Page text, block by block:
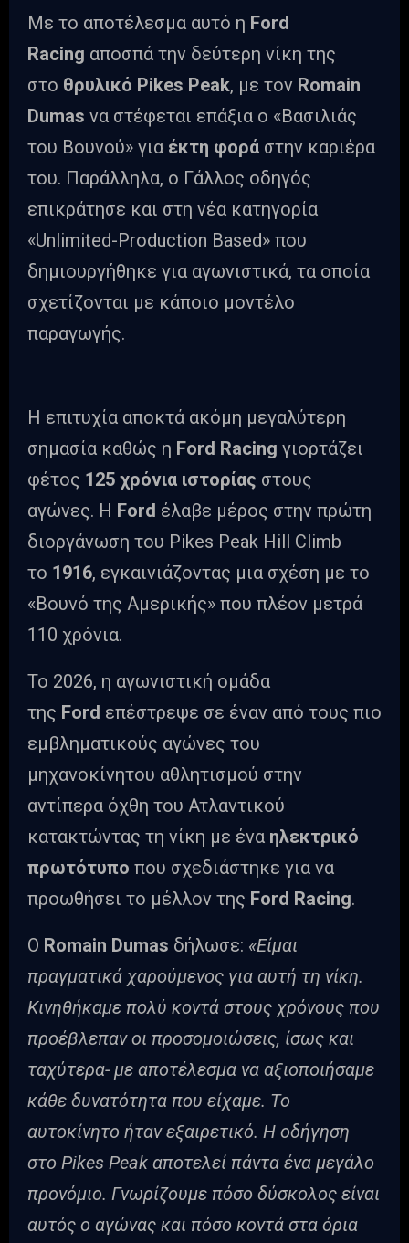
Με το αποτέλεσμα αυτό η Ford
Racing αποσπά την δεύτερη νίκη της
στο θρυλικό Pikes Peak, με τον Romain
Dumas να στέφεται επάξια ο «Βασιλιάς
του Βουνού» για έκτη φορά στην καριέρα
του. Παράλληλα, ο Γάλλος οδηγός
επικράτησε και στη νέα κατηγορία
«Unlimited-Production Based» που
δημιουργήθηκε για αγωνιστικά, τα οποία
σχετίζονται με κάποιο μοντέλο
παραγωγής.
Η επιτυχία αποκτά ακόμη μεγαλύτερη
σημασία καθώς η Ford Racing γιορτάζει
φέτος 125 χρόνια ιστορίας στους
αγώνες. Η Ford έλαβε μέρος στην πρώτη
διοργάνωση του Pikes Peak Hill Climb
το 1916, εγκαινιάζοντας μια σχέση με το
«Βουνό της Αμερικής» που πλέον μετρά
110 χρόνια.
Το 2026, η αγωνιστική ομάδα
της Ford επέστρεψε σε έναν από τους πιο
εμβληματικούς αγώνες του
μηχανοκίνητου αθλητισμού στην
αντίπερα όχθη του Ατλαντικού
κατακτώντας τη νίκη με ένα ηλεκτρικό
πρωτότυπο που σχεδιάστηκε για να
προωθήσει το μέλλον της Ford Racing.
Ο Romain Dumas δήλωσε: «Είμαι
πραγματικά χαρούμενος για αυτή τη νίκη.
Κινηθήκαμε πολύ κοντά στους χρόνους που
προέβλεπαν οι προσομοιώσεις, ίσως και
ταχύτερα- με αποτέλεσμα να αξιοποιήσαμε
κάθε δυνατότητα που είχαμε. Το
αυτοκίνητο ήταν εξαιρετικό. Η οδήγηση
στο Pikes Peak αποτελεί πάντα ένα μεγάλο
προνόμιο. Γνωρίζουμε πόσο δύσκολος είναι
αυτός ο αγώνας και πόσο κοντά στα όρια